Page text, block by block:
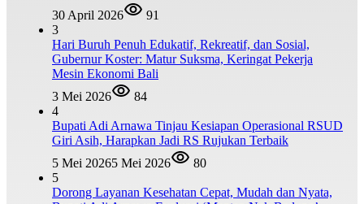
30 April 2026
91
3
Hari Buruh Penuh Edukatif, Rekreatif, dan Sosial,
Gubernur Koster: Matur Suksma, Keringat Pekerja
Mesin Ekonomi Bali
3 Mei 2026
84
4
Bupati Adi Arnawa Tinjau Kesiapan Operasional RSUD
Giri Asih, Harapkan Jadi RS Rujukan Terbaik
5 Mei 20265 Mei 2026
80
5
Dorong Layanan Kesehatan Cepat, Mudah dan Nyata,